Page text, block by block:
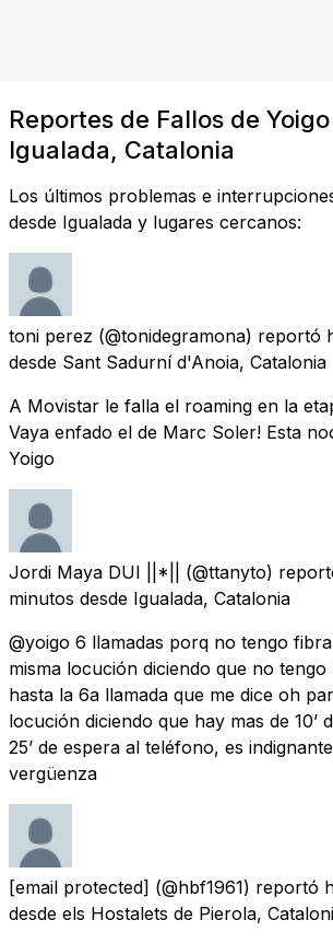
Reportes de Fallos de
Igualada, Catalonia
Los últimos problemas e
desde Igualada y lugares cercanos:
toni perez (@tonidegramona) reportó
desde Sant Sadurní d'Anoia, Catalonia
A Movistar le falla el roaming en la
Vaya enfado el de Marc Soler! Esta
Yoigo
Jordi Maya DUI ||*|| (@ttanyto)
minutos desde Igualada, Catalonia
@yoigo 6 llamadas porq no tengo
misma locución diciendo que no
hasta la 6a llamada que me dice oh
locución diciendo que hay mas de 10’
25’ de espera al teléfono, es
vergüenza
[email protected] (@hbf1961) reportó
desde els Hostalets de Pierola,